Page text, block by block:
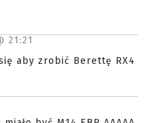
21:21
aby zrobić Berettę RX4